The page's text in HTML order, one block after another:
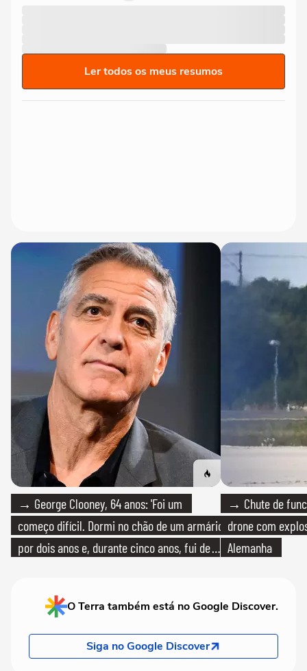
Ler todos os meus resumos
→ George Clooney, 64 anos: 'Foi um
começo difícil. Dormi no chão de um armário
por dois anos e, durante cinco anos, fui de
→ Chute de
drone com
Alemanha
O Terra também está no Google Discover.
Siga no Google Discover